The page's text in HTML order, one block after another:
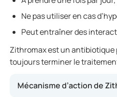
Ne pas utiliser en cas
Peut entraîner des
Zithromax est un antibiotique
toujours terminer le
Mécanisme d’action de